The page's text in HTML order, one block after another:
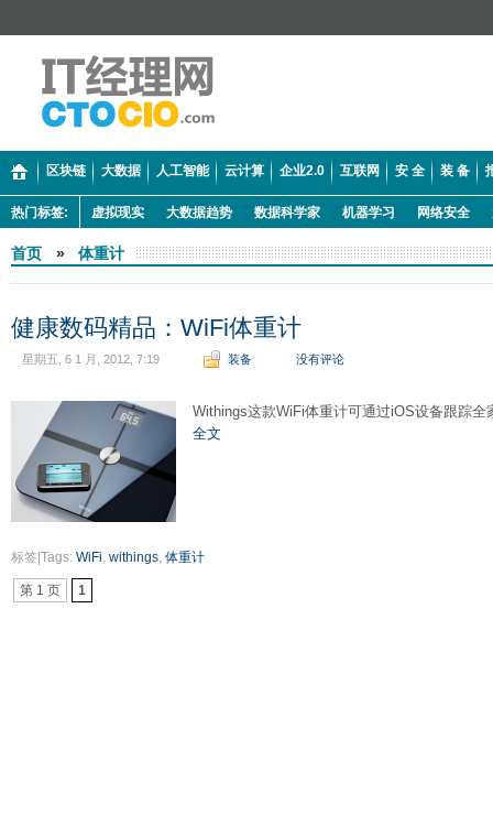
区块链 大数据 人工智能 云计算 企业2.0 互联网 安 全 装 备
热门标签: 虚拟现实 大数据趋势 数据科学家 机器学习 网络安全
首页 » 体重计
健康数码精品：WiFi体重计
星期五, 6 1 月, 2012, 7:19 装备 没有评论
Withings这款WiFi体重计可通过iOS设备跟踪
全文
标签|Tags: WiFi, withings, 体重计
第 1 页 1